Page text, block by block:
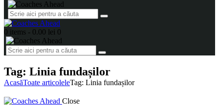
0 items - 0.00 lei 0
Tag: Linia fundașilor
AcasăToate articoleleTag: Linia fundașilor
Close